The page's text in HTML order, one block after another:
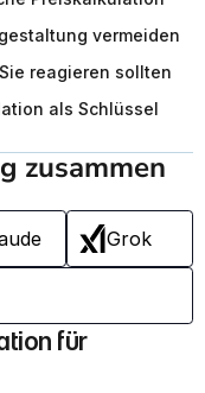
vermeiden
reagieren sollten
als Schlüssel
zusammen
Grok
für